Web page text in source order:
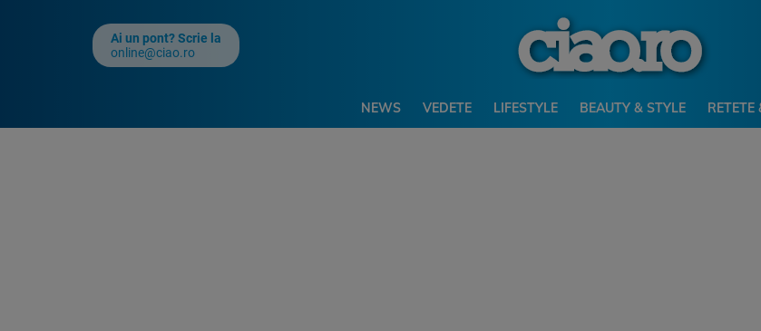
Ai un pont? Scrie la
online@ciao.ro
NEWS VEDETE LIFESTYLE BEAUTY & STYLE RETETE